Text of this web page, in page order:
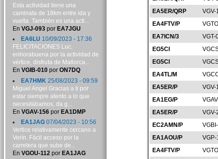
EA5ER/QRP
VGV-
EA4FTV/P
EA7ICN/3
VGT-
EG5CI
EG5CI
EA4TL/M
EA5ER/P
VGV-
EA1EG/P
EA5ER/P
VGV-
EC2AMN/P
EA1AOU/P
EA4FTV/P
Esta actividad tiene una
caminata de 18km entre ida y
vuelta. También es una acti...
En VGJ-093por EA7JGU
EA6LU 10/09/2023 - 17:36
FELICITACIONES Luc,
enhorabuena por la actividad de
vértice, disfruta de Mallorca...
En VGIB-010por ON7DQ
EA7HMK 25/08/2023 - 09:59
Miguel Angel Gracias a ti por
estar siempre atento a lo que
necesitábamos, da g...
En VGAV-156por EA1DMP
EA1JAG07/04/2023 - 10:56
Vertice relativamente cercano a
Verín. Fácil acceso por la
carretera que sube de...
En VGOU-112por EA1JAG